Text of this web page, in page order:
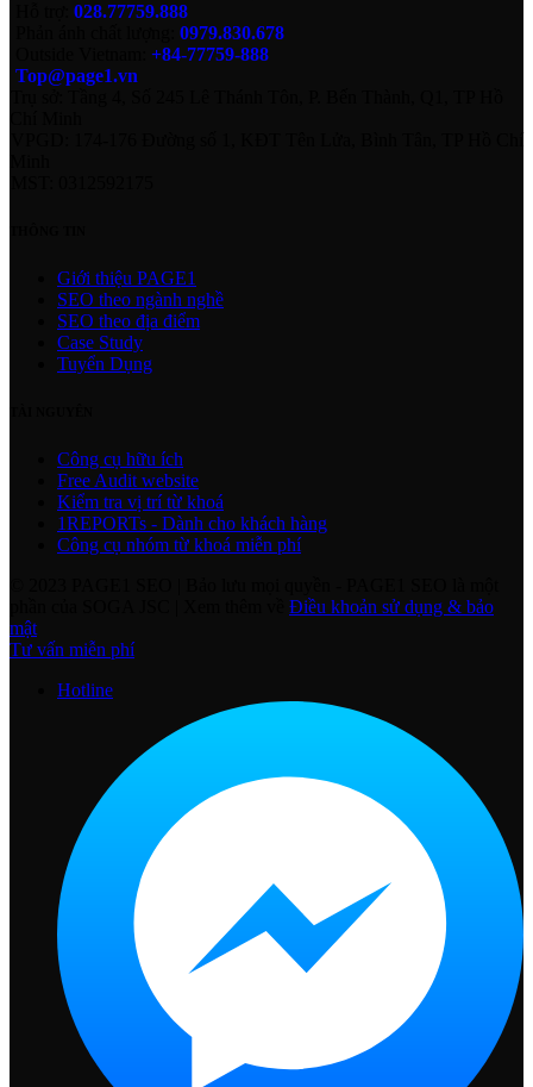
028.77759.888
0979.830.678
+84-77759-888
Top@page1.vn
Giới thiệu PAGE1
SEO theo ngành nghề
SEO theo địa điểm
Case Study
Tuyển Dụng
Công cụ hữu ích
Free Audit website
Kiểm tra vị trí từ khoá
1REPORTs - Dành cho khách hàng
Công cụ nhóm từ khoá miễn phí
Điều khoản sử dụng & bảo
mật
Tư vấn miễn phí
Hotline